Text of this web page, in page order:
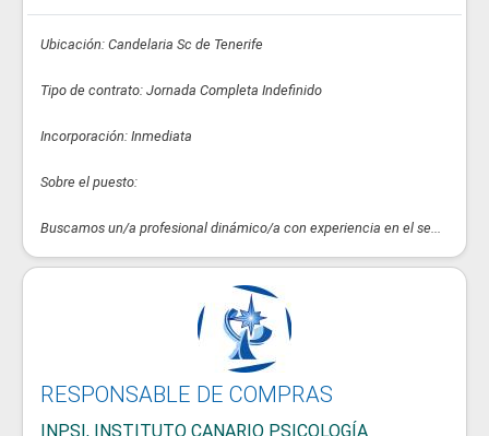
Ubicación: Candelaria Sc de Tenerife
Tipo de contrato: Jornada Completa Indefinido
Incorporación: Inmediata
Sobre el puesto:
Buscamos un/a profesional dinámico/a con experiencia en el se...
RESPONSABLE DE COMPRAS
INPSI, INSTITUTO CANARIO PSICOLOGÍA